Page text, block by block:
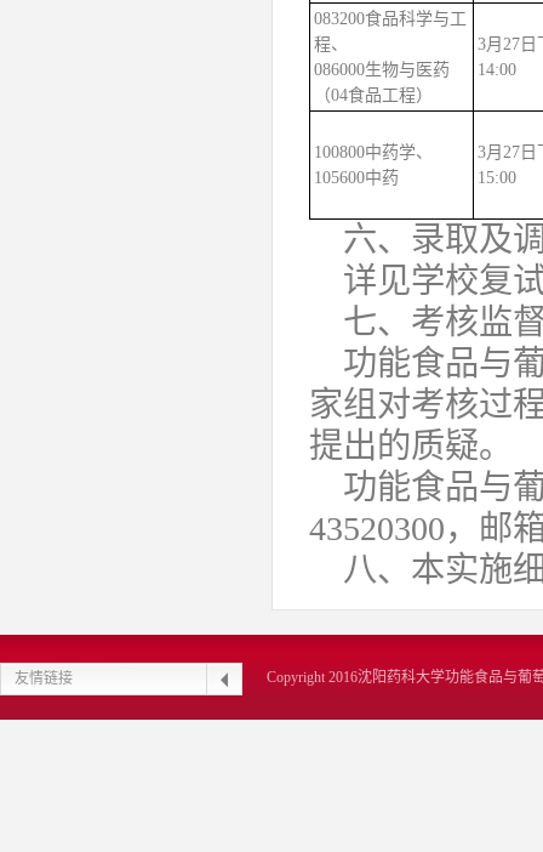
083200食品科学与工
程、
086000生物与医药
（04食品工程）
3月27日
14:00
100800中药学、
105600中药
3月27日
15:00
六、录取及
详见学校复
七、考核监
功能食品与
家组对考核过
提出的质疑。
功能食品与
43520300，邮
八、本实施
友情链接 Copyright 2016沈阳药科大学功能食品与葡